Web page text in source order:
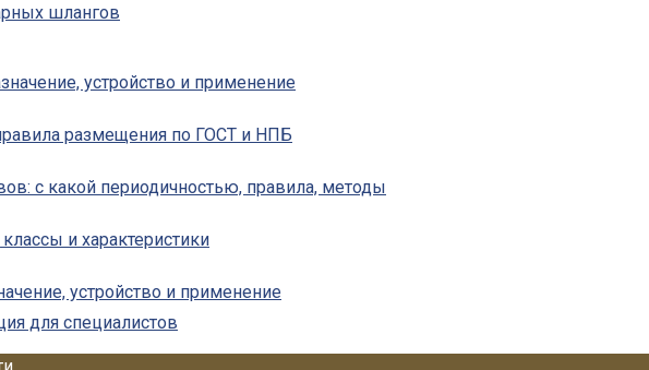
шлангов
устройство и применение
размещения по ГОСТ и НПБ
с какой периодичностью, правила, методы
и характеристики
устройство и применение
для специалистов